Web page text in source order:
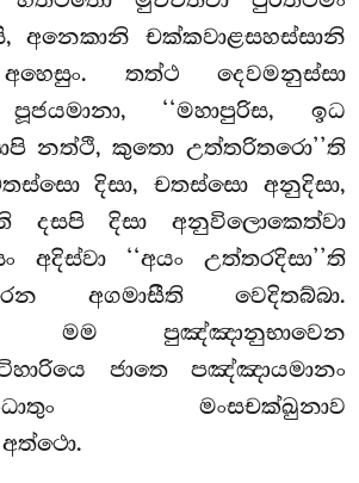
අනෙකානි චක්කවාළසහස්සානි
තත්ථ දෙවමනුස්සා
‘‘මහාපුරිස, ඉධ
නත්ථි, කුතො උත්තරිතරො’’ති
දිසා, චතස්සො අනුදිසා,
දසපි දිසා අනුවිලොකෙත්වා
‘‘අයං උත්තරදිසා’’ති
අගමාසීති වෙදිතබ්බා.
මම පුඤ්ඤානුභාවෙන
ජාතෙ පඤ්ඤායමානං
මංසචක්ඛුනාව